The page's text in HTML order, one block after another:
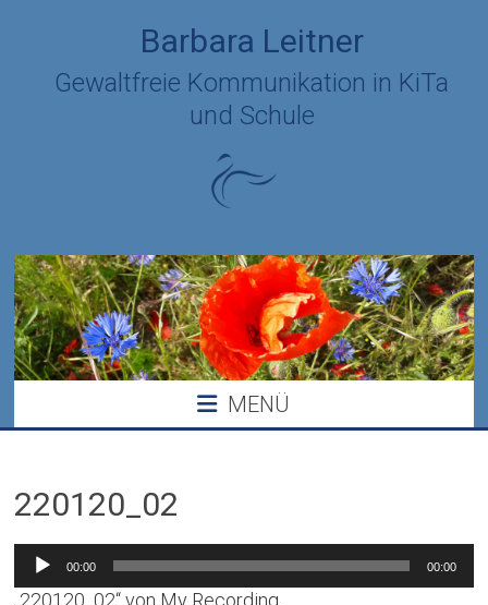
Barbara Leitner
Gewaltfreie Kommunikation in KiTa
und Schule
MENÜ
220120_02
Audio-
00:00 00:00
„220120_02“ von My Recording.